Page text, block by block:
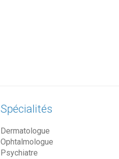
Spécialités
Dermatologue
Ophtalmologue
Psychiatre